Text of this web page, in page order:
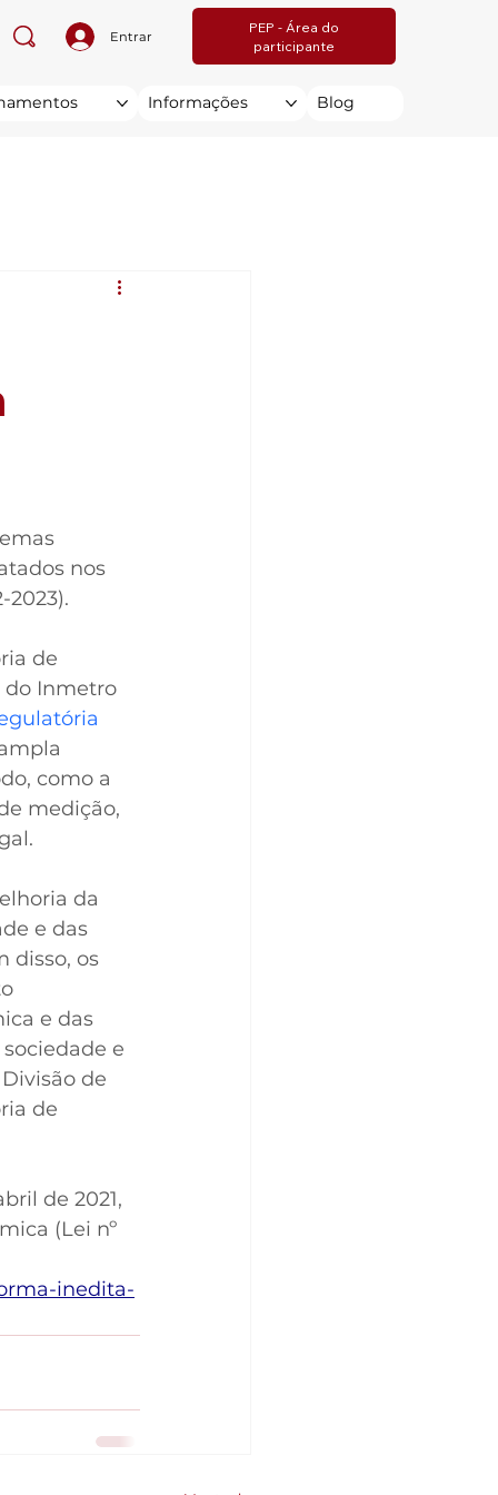
Entrar
PEP - Área do
participante
Informações Blog
nos
2023).
de
do Inmetro
como a
medição,
da
e das
disso, os
e das
e
de
de
de 2021,
(Lei nº
inedita-